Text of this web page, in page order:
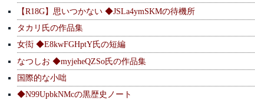
【R18G】思いつかない ◆JSLa4ymSKMの待機所
タカリ氏の作品集
女衒 ◆E8kwFGHptY氏の短編
なつしお ◆myjeheQZSo氏の作品集
国際的な小咄
◆N99UpbkNMcの黒歴史ノート